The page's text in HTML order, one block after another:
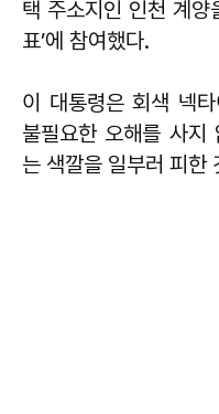
택 주소지인 인천 계양
표’에 참여했다.
이 대통령은 회색 넥
불필요한 오해를 사지
는 색깔을 일부러 피한